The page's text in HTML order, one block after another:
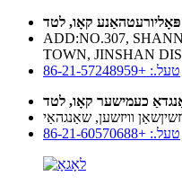
ADD:NO.307,
TOWN, JINSHAN
טעל.: +86-21-57248959
טעל.: +86-21-60570688